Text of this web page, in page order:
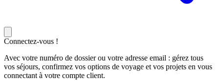
Connectez-vous !
Avec votre numéro de dossier ou votre adresse email : gérez tous
vos séjours, confirmez vos options de voyage et vos projets en vous
connectant à votre compte client.